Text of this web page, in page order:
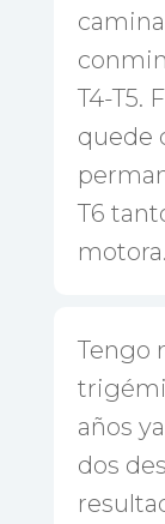
T4-T5.
quede
T6
motora.
Tengo
años
dos